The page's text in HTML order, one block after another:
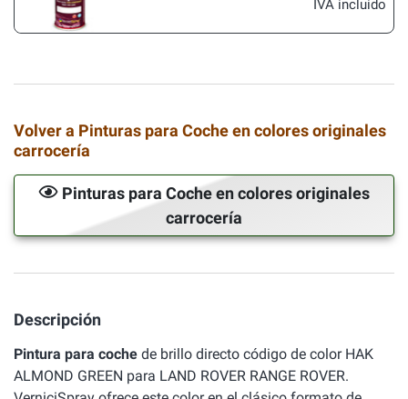
IVA incluido
Volver a Pinturas para Coche en colores originales
carrocería
Pinturas para Coche en colores originales
carrocería
Descripción
Pintura para coche de brillo directo código de color HAK
ALMOND GREEN para LAND ROVER RANGE ROVER.